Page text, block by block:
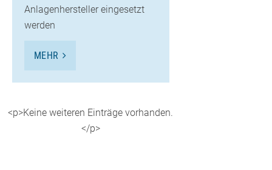
Anlagenhersteller eingesetzt
werden
MEHR
<p>Keine weiteren Einträge vorhanden.
</p>